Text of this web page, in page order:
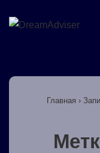
Перейти
содержимому
навигация
Главная ›